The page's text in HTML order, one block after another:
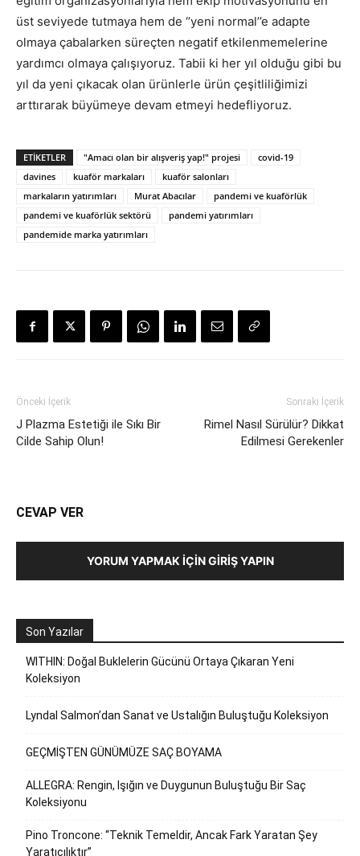
üst seviyede tutmaya hem de ‘’yeni normal’’e adapte
olmaya çabalarken süreçten negatif etkilenmemelerine
yardımcı olmaya çalışıyoruz. Tabii ki her yıl olduğu gibi bu
yıl da yeni çıkacak olan ürünlerle ürün çeşitliliğimizi
arttırarak büyümeye devam etmeyi hedefliyoruz.
ETIKETLER "Amacı olan bir alışveriş yap!" projesi
covid-19
davines
kuaför markaları
kuaför salonları
markaların yatırımları
Murat Abacılar
pandemi ve kuaförlük
pandemi ve kuaförlük sektörü
pandemi yatırımları
pandemide marka yatırımları
Önceki İçerik
J Plazma Estetiği ile Sıkı Bir
Cilde Sahip Olun!
Sonraki İçerik
Rimel Nasıl Sürülür? Dikkat
Edilmesi Gerekenler
CEVAP VER
YORUM YAPMAK İÇIN GIRIŞ YAPIN
Son Yazılar
WITHIN: Doğal Buklelerin Gücünü Ortaya Çıkaran Yeni
Koleksiyon
Lyndal Salmon’dan Sanat ve Ustalığın Buluştuğu Koleksiyon
GEÇMİŞTEN GÜNÜMÜZE SAÇ BOYAMA
ALLEGRA: Rengin, Işığın ve Duygunun Buluştuğu Bir Saç
Koleksiyonu
Pino Troncone: “Teknik Temeldir, Ancak Fark Yaratan Şey
Yaratıcılıktır”